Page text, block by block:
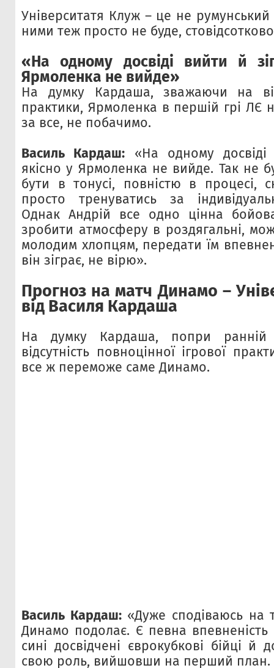
Університатя Клуж – це не
ними теж просто не буде,
«На одному досвіді вийти й
Ярмоленка не вийде»
На думку Кардаша, зважаючи на
практики, Ярмоленка в першій грі ЛЄ
за все, не побачимо.
Василь Кардаш: «На одному
якісно у Ярмоленка не вийде. Так не
бути в тонусі, повністю в процесі,
просто тренуватись за
Однак Андрій все одно цінна
зробити атмосферу в роздягальні,
молодим хлопцям, передати їм
він зіграє, не вірю».
Прогноз на матч Динамо –
від Василя Кардаша
На думку Кардаша, попри ранній
відсутність повноцінної ігрової
все ж переможе саме Динамо.
Василь Кардаш:«Дуже сподіваюсь на
Динамо подолає. Є певна
сині досвідчені єврокубкові бійці й
свою роль, вийшовши на перший план.